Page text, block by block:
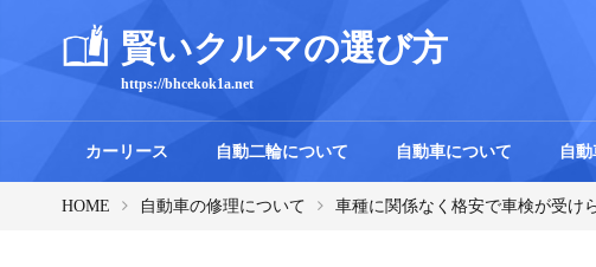
賢いクルマの選び方
https://bhcekok1a.net
カーリース 自動二輪について 自動車について 自
HOME 自動車の修理について 車種に関係なく格安で車検が受け